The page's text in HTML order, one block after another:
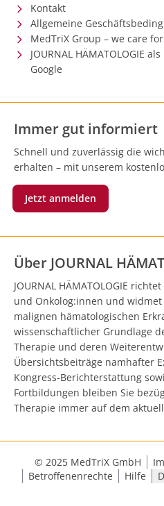
Kontakt
Allgemeine
MedTriX Group – we care
JOURNAL HÄMATOLOGIE
Google
Immer gut informiert
Schnell und zuverlässig die
erhalten – mit unserem
Jetzt anmelden
Über JOURNAL
JOURNAL HÄMATOLOGIE
und Onkolog:innen und
malignen hämatologischen
wissenschaftlicher Grundlage
Therapie und deren
Übersichtsbeiträge namhafter
Kongress-Berichterstattung
Fortbildungen bleiben Sie
Therapie immer auf dem
© 2025 MedTriX GmbH
Betroffenenrechte
Hilfe